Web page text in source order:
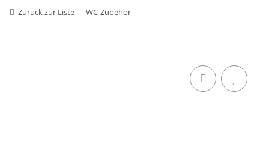
Zurück zur Liste WC-Zubehör